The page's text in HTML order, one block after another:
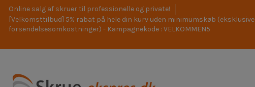
Online salg af skruer til professionelle og private!
[Velkomsttilbud] 5% rabat på hele din kurv uden minimumskøb (eksklusive
forsendelsesomkostninger) - Kampagnekode : VELKOMMEN5